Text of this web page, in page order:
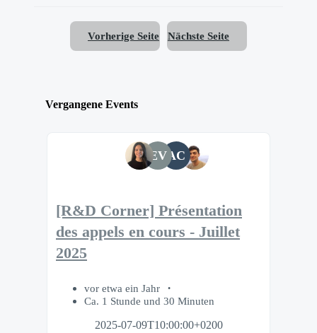
Vorherige Seite Nächste Seite
Vergangene Events
EV AC
[R&D Corner] Présentation
des appels en cours - Juillet
2025
vor etwa ein Jahr
Ca. 1 Stunde und 30 Minuten
2025-07-09T10:00:00+0200